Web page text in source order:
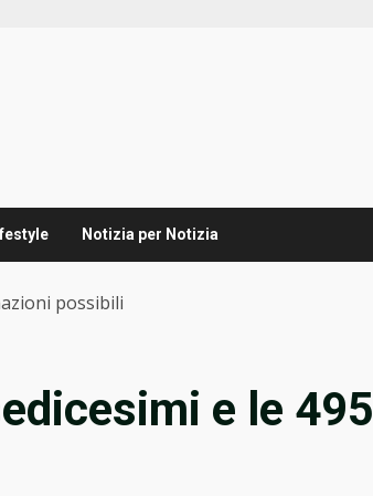
Notizia per Notizia
possibili
e le 495